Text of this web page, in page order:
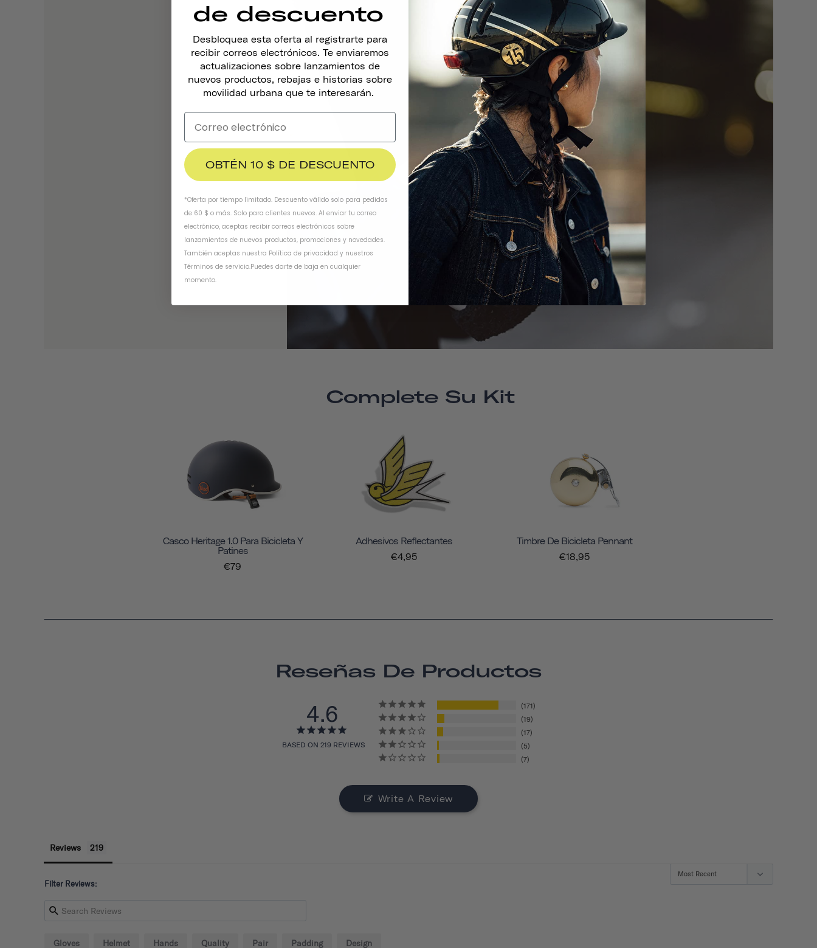
Complete Su Kit
Casco Heritage 1.0 Para Bicicleta Y
Patines
€79
Adhesivos Reflectantes
€4,95
Timbre De Bicicleta Pennant
€18,95
Reseñas De Productos
4.6
BASED ON 219 REVIEWS
171
19
17
5
7
Write A Review
Reviews
Filter Reviews:
Gloves Helmet Hands Quality Pair Padding Design
de descuento
Desbloquea esta oferta al registrarte para
recibir correos electrónicos. Te enviaremos
actualizaciones sobre lanzamientos de
nuevos productos, rebajas e historias sobre
movilidad urbana que te interesarán.
OBTÉN 10 $ DE DESCUENTO
*Oferta por tiempo limitado. Descuento válido solo para pedidos
de 60 $ o más. Solo para clientes nuevos. Al enviar tu correo
electrónico, aceptas recibir correos electrónicos sobre
lanzamientos de nuevos productos, promociones y novedades.
También aceptas nuestra Política de privacidad y nuestros
Términos de servicio.Puedes darte de baja en cualquier
momento.